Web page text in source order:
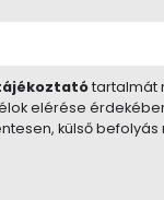
tartalmát
elérése
külső